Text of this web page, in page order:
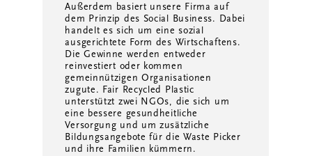
Außerdem basiert unsere Firma auf
dem Prinzip des Social Business. Dabei
handelt es sich um eine sozial
ausgerichtete Form des Wirtschaftens.
Die Gewinne werden entweder
reinvestiert oder kommen
gemeinnützigen Organisationen
zugute. Fair Recycled Plastic
unterstützt zwei NGOs, die sich um
eine bessere gesundheitliche
Versorgung und um zusätzliche
Bildungsangebote für die Waste Picker
und ihre Familien kümmern.